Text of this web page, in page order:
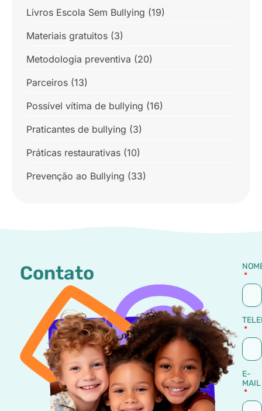
Livros Escola Sem Bullying (19)
Materiais gratuitos (3)
Metodologia preventiva (20)
Parceiros (13)
Possível vítima de bullying (16)
Praticantes de bullying (3)
Práticas restaurativas (10)
Prevenção ao Bullying (33)
Contato
E-
MAIL